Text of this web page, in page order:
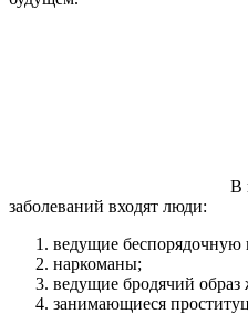
В
заболеваний входят люди:
ведущие беспорядочную
наркоманы;
ведущие бродячий образ
занимающиеся